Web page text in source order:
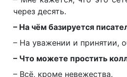
через десять.
– На чём базируется
– На уважении и принятии,
– Что можете простить
– Всё, кроме невежества.